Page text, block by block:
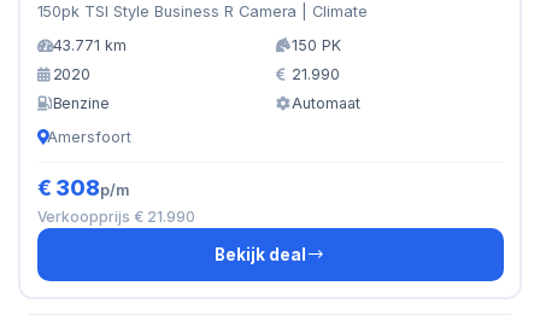
150pk TSI Style Business R Camera | Climate
43.771 km
150 PK
2020
21.990
Benzine
Automaat
Amersfoort
€ 308p/m
Verkoopprijs € 21.990
Bekijk deal